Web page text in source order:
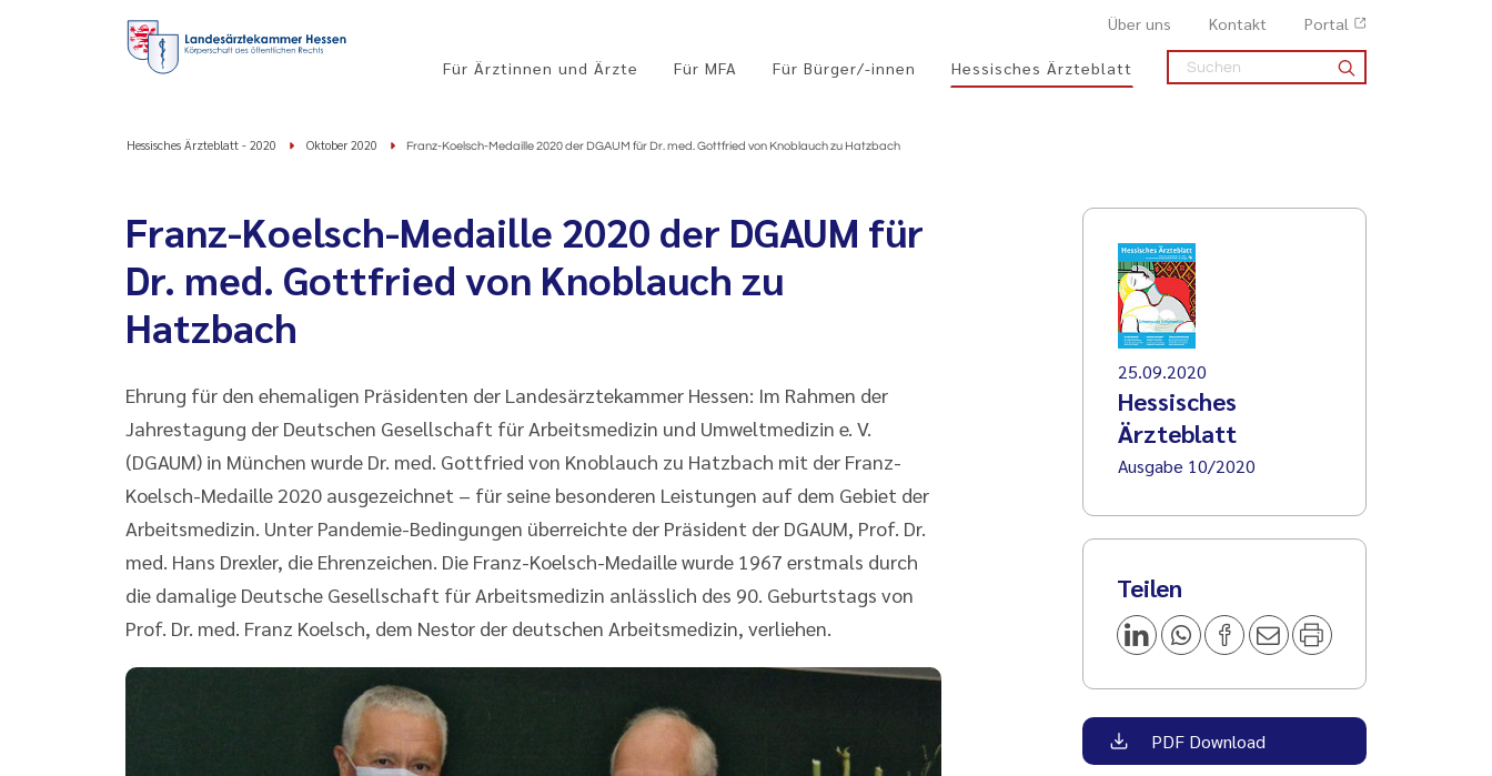
Über uns Kontakt Portal
Für Ärztinnen und Ärzte Für MFA Für Bürger/-innen Hessisches Ärzteblatt
Hessisches Ärzteblatt - 2020 Oktober 2020 Franz-Koelsch-Medaille 2020 der DGAUM für Dr. med. Gottfried von Knoblauch zu Hatzbach
Franz-Koelsch-Medaille 2020 der DGAUM für
Dr. med. Gottfried von Knoblauch zu
Hatzbach
Ehrung für den ehemaligen Präsidenten der Landesärztekammer Hessen: Im Rahmen der
Jahrestagung der Deutschen Gesellschaft für Arbeitsmedizin und Umweltmedizin e. V.
(DGAUM) in München wurde Dr. med. Gottfried von Knoblauch zu Hatzbach mit der Franz-
Koelsch-Medaille 2020 ausgezeichnet – für seine besonderen Leistungen auf dem Gebiet der
Arbeitsmedizin. Unter Pandemie-Bedingungen überreichte der Präsident der DGAUM, Prof. Dr.
med. Hans Drexler, die Ehrenzeichen. Die Franz-Koelsch-Medaille wurde 1967 erstmals durch
die damalige Deutsche Gesellschaft für Arbeitsmedizin anlässlich des 90. Geburtstags von
Prof. Dr. med. Franz Koelsch, dem Nestor der deutschen Arbeitsmedizin, verliehen.
25.09.2020
Hessisches
Ärzteblatt
Ausgabe 10/2020
Teilen
PDF Download